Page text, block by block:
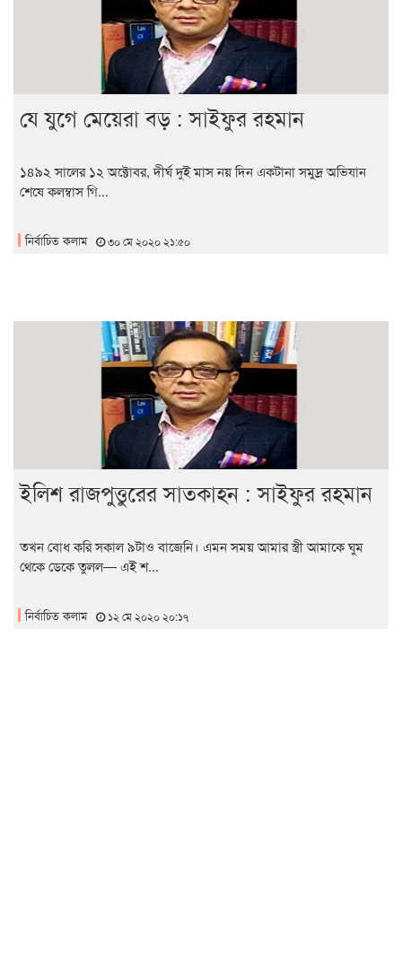
যে যুগে মেয়েরা বড় : সাইফুর রহমান
১৪৯২ সালের ১২ অক্টোবর, দীর্ঘ দুই মাস নয় দিন একটানা সমুদ্র অভিযান
শেষে কলম্বাস গি...
নির্বাচিত কলাম ৩০ মে ২০২০ ২১:৫০
ইলিশ রাজপুত্তুরের সাতকাহন : সাইফুর রহমান
তখন বোধ করি সকাল ৯টাও বাজেনি। এমন সময় আমার স্ত্রী আমাকে ঘুম
থেকে ডেকে তুলল— এই শ...
নির্বাচিত কলাম ১২ মে ২০২০ ২০:১৭